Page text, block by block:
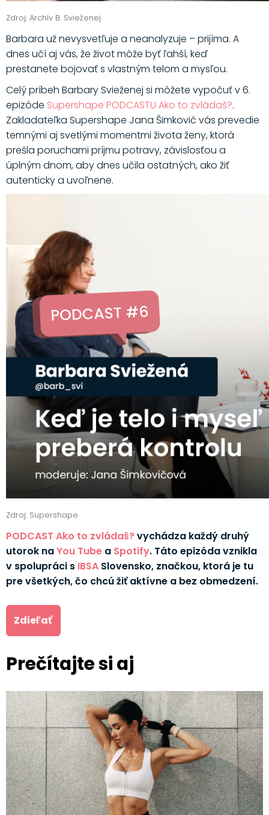
Zdroj: Archív B. Svieženej
Barbara už nevysvetľuje a neanalyzuje – prijíma. A
dnes učí aj vás, že život môže byť ľahší, keď
prestanete bojovať s vlastným telom a mysľou.
Celý príbeh Barbary Svieženej si môžete vypočuť v 6.
epizóde Supershape PODCASTU Ako to zvládaš?.
Zakladateľka Supershape Jana Šimkovič vás prevedie
temnými aj svetlými momentmi života ženy, ktorá
prešla poruchami príjmu potravy, závislosťou a
úplným dnom, aby dnes učila ostatných, ako žiť
autenticky a uvoľnene.
Zdroj: Supershape
PODCAST Ako to zvládaš?vychádza každý druhý
utorok naYou Tubea Spotify. Táto epizóda vznikla
v spolupráci s IBSASlovensko, značkou, ktorá je tu
pre všetkých, čo chcú žiť aktívne a bez obmedzení.
Zdieľať
Prečítajte si aj